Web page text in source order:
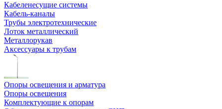
Кабеленесущие системы
Кабель-каналы
Трубы электротехнические
Лоток металлический
Металлорукав
Аксессуары к трубам
Опоры освещения и арматура
Опоры освещения
Комплектующие к опорам